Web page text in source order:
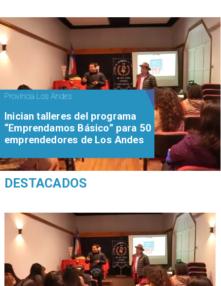
Provincia Los Andes
Inician talleres del programa
“Emprendamos Básico” para 50
emprendedores de Los Andes
DESTACADOS